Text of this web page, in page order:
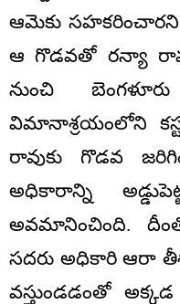
ఆమెకు సహకరించారని
ఆ గొడవతో రన్యా
నుంచి
విమానాశ్రయంలోని
రావుకు గొడవ
అధికారాన్ని
అవమానించింది.
సదరు అధికారి ఆరా
వస్తుండడంతో